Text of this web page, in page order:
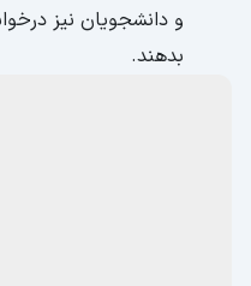
و دانشجویان نیز
بدهند.